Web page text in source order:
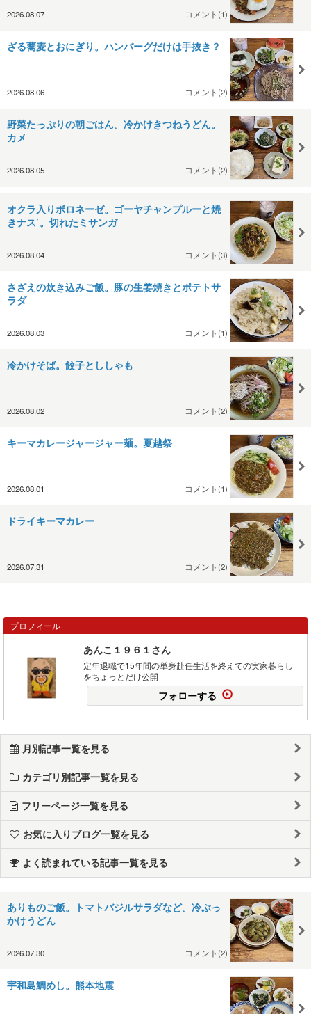
2026.08.07 コメント(1)
ざる蕎麦とおにぎり。ハンバーグだけは手抜き？
2026.08.06 コメント(2)
野菜たっぷりの朝ごはん。冷かけきつねうどん。
カメ
2026.08.05 コメント(2)
オクラ入りボロネーゼ。ゴーヤチャンプルーと焼
きナス`。切れたミサンガ
2026.08.04 コメント(3)
さざえの炊き込みご飯。豚の生姜焼きとポテトサ
ラダ
2026.08.03 コメント(1)
冷かけそば。餃子とししゃも
2026.08.02 コメント(2)
キーマカレージャージャー麺。夏越祭
2026.08.01 コメント(1)
ドライキーマカレー
2026.07.31 コメント(2)
プロフィール
あんこ１９６１さん
定年退職で15年間の単身赴任生活を終えての実家暮らし
をちょっとだけ公開
フォローする
月別記事一覧を見る
カテゴリ別記事一覧を見る
フリーページ一覧を見る
お気に入りブログ一覧を見る
よく読まれている記事一覧を見る
ありものご飯。トマトバジルサラダなど。冷ぶっ
かけうどん
2026.07.30 コメント(2)
宇和島鯛めし。熊本地震